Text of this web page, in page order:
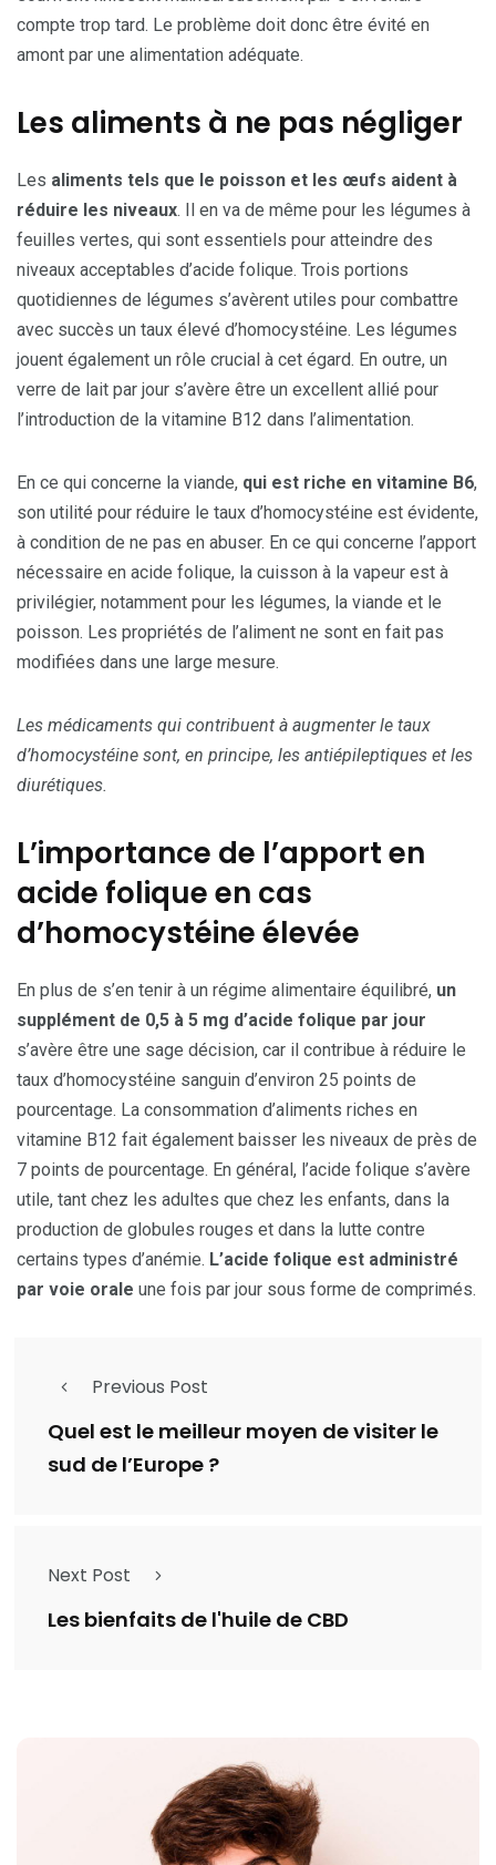
compte trop tard. Le problème doit donc être évité en
amont par une alimentation adéquate.
Les aliments à ne pas négliger
Les aliments tels que le poisson et les œufs aident à
réduire les niveaux. Il en va de même pour les légumes à
feuilles vertes, qui sont essentiels pour atteindre des
niveaux acceptables d’acide folique. Trois portions
quotidiennes de légumes s’avèrent utiles pour combattre
avec succès un taux élevé d’homocystéine. Les légumes
jouent également un rôle crucial à cet égard. En outre, un
verre de lait par jour s’avère être un excellent allié pour
l’introduction de la vitamine B12 dans l’alimentation.
En ce qui concerne la viande, qui est riche en vitamine B6,
son utilité pour réduire le taux d’homocystéine est évidente,
à condition de ne pas en abuser. En ce qui concerne l’apport
nécessaire en acide folique, la cuisson à la vapeur est à
privilégier, notamment pour les légumes, la viande et le
poisson. Les propriétés de l’aliment ne sont en fait pas
modifiées dans une large mesure.
Les médicaments qui contribuent à augmenter le taux
d’homocystéine sont, en principe, les antiépileptiques et les
diurétiques.
L’importance de l’apport en
acide folique en cas
d’homocystéine élevée
En plus de s’en tenir à un régime alimentaire équilibré, un
supplément de 0,5 à 5 mg d’acide folique par jour
s’avère être une sage décision, car il contribue à réduire le
taux d’homocystéine sanguin d’environ 25 points de
pourcentage. La consommation d’aliments riches en
vitamine B12 fait également baisser les niveaux de près de
7 points de pourcentage. En général, l’acide folique s’avère
utile, tant chez les adultes que chez les enfants, dans la
production de globules rouges et dans la lutte contre
certains types d’anémie. L’acide folique est administré
par voie orale une fois par jour sous forme de comprimés.
Previous Post
Quel est le meilleur moyen de visiter le
sud de l’Europe ?
Next Post
Les bienfaits de l'huile de CBD